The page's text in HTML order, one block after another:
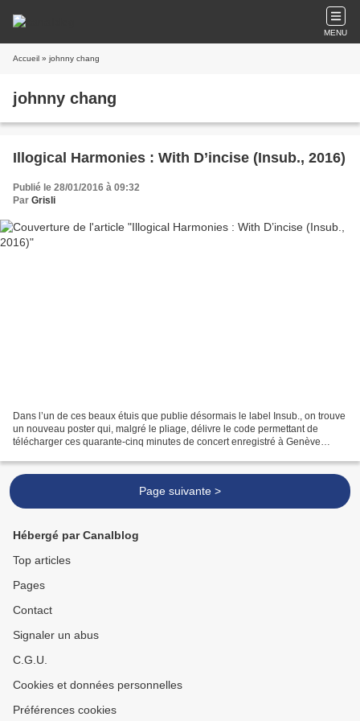
MENU
Accueil » johnny chang
johnny chang
Illogical Harmonies : With D’incise (Insub., 2016)
Publié le 28/01/2016 à 09:32
Par Grisli
Dans l’un de ces beaux étuis que publie désormais le label Insub., on trouve
un nouveau poster qui, malgré le pliage, délivre le code permettant de
télécharger ces quarante-cinq minutes de concert enregistré à Genève
Page suivante >
Hébergé par Canalblog
Top articles
Pages
Contact
Signaler un abus
C.G.U.
Cookies et données personnelles
Préférences cookies